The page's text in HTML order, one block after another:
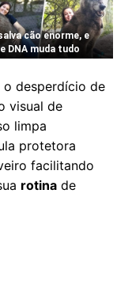
desperdício de
visual de
limpa
protetora
facilitando
rotina de